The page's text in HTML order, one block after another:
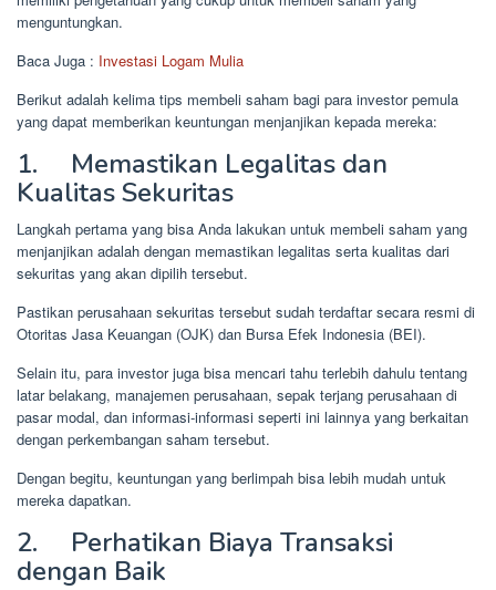
menguntungkan.
Baca Juga : Investasi Logam Mulia
Berikut adalah kelima tips membeli saham bagi para investor pemula
yang dapat memberikan keuntungan menjanjikan kepada mereka:
1. Memastikan Legalitas dan
Kualitas Sekuritas
Langkah pertama yang bisa Anda lakukan untuk membeli saham yang
menjanjikan adalah dengan memastikan legalitas serta kualitas dari
sekuritas yang akan dipilih tersebut.
Pastikan perusahaan sekuritas tersebut sudah terdaftar secara resmi di
Otoritas Jasa Keuangan (OJK) dan Bursa Efek Indonesia (BEI).
Selain itu, para investor juga bisa mencari tahu terlebih dahulu tentang
latar belakang, manajemen perusahaan, sepak terjang perusahaan di
pasar modal, dan informasi-informasi seperti ini lainnya yang berkaitan
dengan perkembangan saham tersebut.
Dengan begitu, keuntungan yang berlimpah bisa lebih mudah untuk
mereka dapatkan.
2. Perhatikan Biaya Transaksi
dengan Baik